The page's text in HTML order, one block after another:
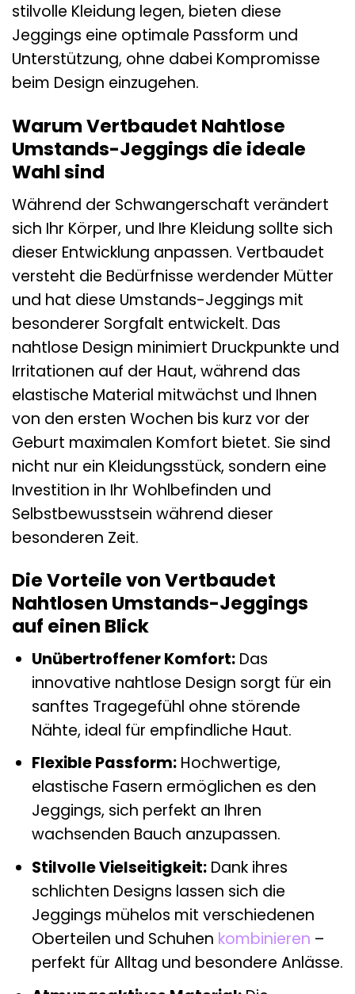
stilvolle Kleidung legen, bieten diese
Jeggings eine optimale Passform und
Unterstützung, ohne dabei Kompromisse
beim Design einzugehen.
Warum Vertbaudet Nahtlose
Umstands-Jeggings die ideale
Wahl sind
Während der Schwangerschaft verändert
sich Ihr Körper, und Ihre Kleidung sollte sich
dieser Entwicklung anpassen. Vertbaudet
versteht die Bedürfnisse werdender Mütter
und hat diese Umstands-Jeggings mit
besonderer Sorgfalt entwickelt. Das
nahtlose Design minimiert Druckpunkte und
Irritationen auf der Haut, während das
elastische Material mitwächst und Ihnen
von den ersten Wochen bis kurz vor der
Geburt maximalen Komfort bietet. Sie sind
nicht nur ein Kleidungsstück, sondern eine
Investition in Ihr Wohlbefinden und
Selbstbewusstsein während dieser
besonderen Zeit.
Die Vorteile von Vertbaudet
Nahtlosen Umstands-Jeggings
auf einen Blick
Unübertroffener Komfort:Das
innovative nahtlose Design sorgt für ein
sanftes Tragegefühl ohne störende
Nähte, ideal für empfindliche Haut.
Flexible Passform:Hochwertige,
elastische Fasern ermöglichen es den
Jeggings, sich perfekt an Ihren
wachsenden Bauch anzupassen.
Stilvolle Vielseitigkeit:Dank ihres
schlichten Designs lassen sich die
Jeggings mühelos mit verschiedenen
Oberteilen und Schuhen kombinieren –
perfekt für Alltag und besondere Anlässe.